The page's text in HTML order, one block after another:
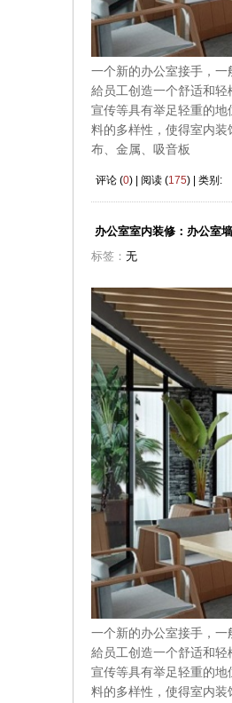
一个新的办公室接手，
給员工创造一个舒适和
宣传等具有举足轻重的
料的多样性，使得室内
布、金属、吸音板
评论 (0) | 阅读 (175) | 类别:
办公室室内装修：办公室
标签： 无
一个新的办公室接手，
給员工创造一个舒适和
宣传等具有举足轻重的
料的多样性，使得室内